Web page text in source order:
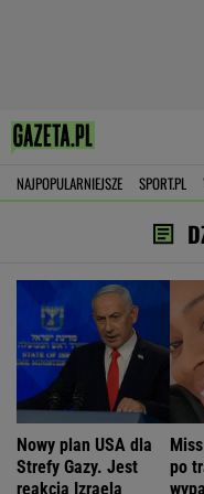
NAJPOPULARNIEJSZE SPORT.PL
Nowy plan USA dla
Strefy Gazy. Jest
reakcja Izraela
po